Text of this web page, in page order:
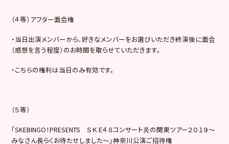
（４等）アフター面会権
・当日出演メンバーから、好きなメンバーをお選びいただき終演後に面会
（感想を言う程度）のお時間を取らせていただきます。
・こちらの権利は当日のみ有効です。
（５等）
「SKEBINGO！PRESENTS ＳＫＥ４８コンサート炎の関東ツアー２０１９～
みなさん長らくお待たせしました～」神奈川公演ご招待権